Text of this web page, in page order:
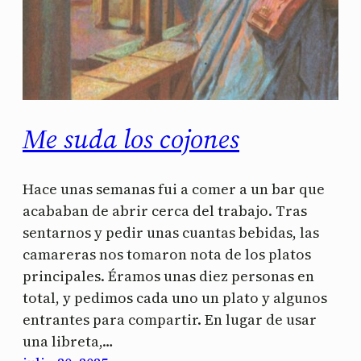
Me suda los cojones
Hace unas semanas fui a comer a un bar que
acababan de abrir cerca del trabajo. Tras
sentarnos y pedir unas cuantas bebidas, las
camareras nos tomaron nota de los platos
principales. Éramos unas diez personas en
total, y pedimos cada uno un plato y algunos
entrantes para compartir. En lugar de usar
una libreta,…